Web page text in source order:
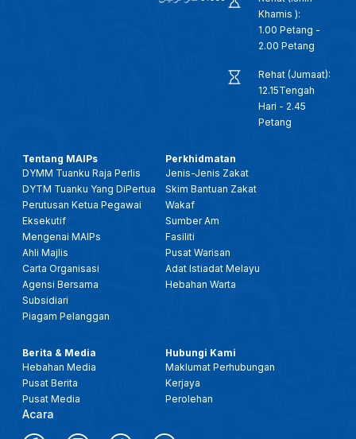
Khamis ):
1.00 Petang -
2.00 Petang
Rehat (Jumaat):
12.15Tengah
Hari - 2.45
Petang
Tentang MAIPs
DYMM Tuanku Raja Perlis
DYTM Tuanku Yang DiPertua
Perutusan Ketua Pegawai
Eksekutif
Mengenai MAIPs
Ahli Majlis
Carta Organisasi
Agensi Bersama
Subsidiari
Piagam Pelanggan
Perkhidmatan
Jenis-Jenis Zakat
Skim Bantuan Zakat
Wakaf
Sumber Am
Fasiliti
Pusat Warisan
Adat Istiadat Melayu
Hebahan Warta
Berita & Media
Hebahan Media
Pusat Berita
Pusat Media
Acara
Hubungi Kami
Maklumat Perhubungan
Kerjaya
Perolehan